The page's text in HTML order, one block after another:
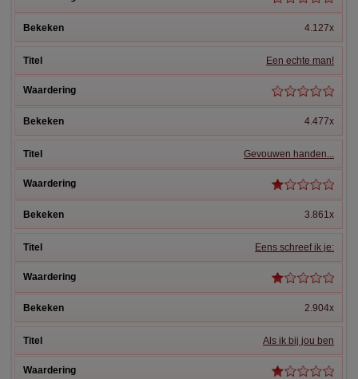
4.127x
Een echte man!
4.477x
Gevouwen handen...
3.861x
Eens schreef ik je:
2.904x
Als ik bij jou ben